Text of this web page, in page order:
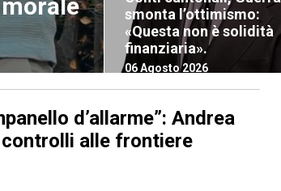
smonta l’ottimismo:
«Questa non è solidità
finanziaria».
06 Agosto 2026
d’allarme”: Andrea
alle frontiere